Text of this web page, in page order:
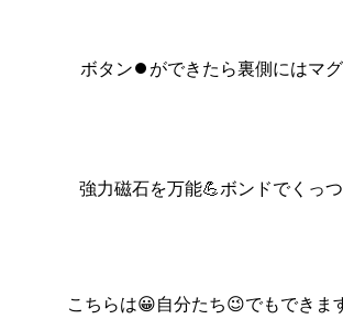
ボタン⏺ができたら裏側にはマ
強力磁石を万能💪ボンドでくっつ
こちらは😀自分たち😉でもできま